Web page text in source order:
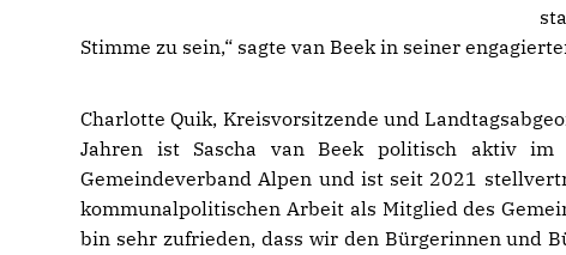
Stimme zu sein,“ sagte van Beek in seiner
Charlotte Quik, Kreisvorsitzende und
Jahren ist Sascha van Beek politisch aktiv
Gemeindeverband Alpen und ist seit 2021
kommunalpolitischen Arbeit als Mitglied des
bin sehr zufrieden, dass wir den Bürgerinnen und